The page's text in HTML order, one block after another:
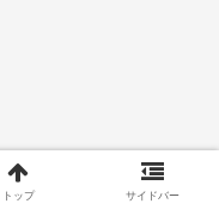
トップ サイドバー